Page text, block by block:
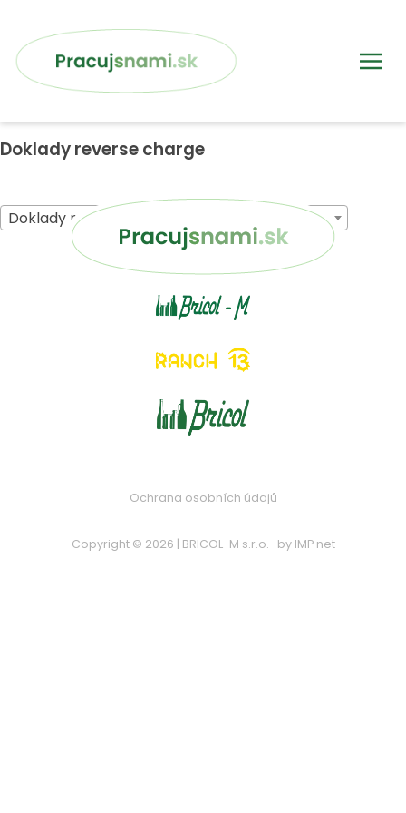
Doklady reverse charge
Doklady reverse charge
Ochrana osobních údajů
Copyright © 2026 | BRICOL-M s.r.o. by IMP net